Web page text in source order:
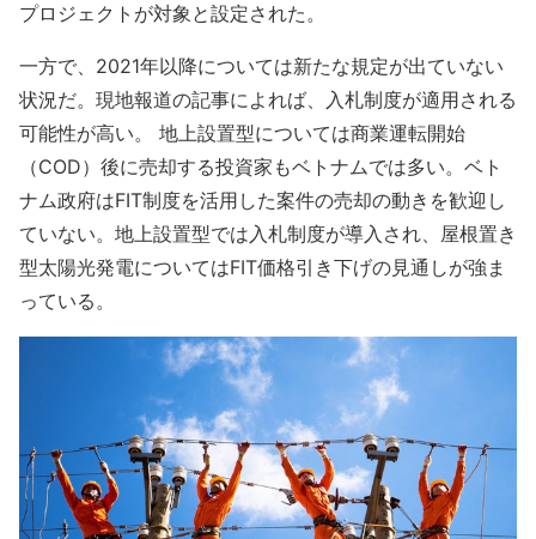
プロジェクトが対象と設定された。
一方で、2021年以降については新たな規定が出ていない
状況だ。現地報道の記事によれば、入札制度が適用される
可能性が高い。 地上設置型については商業運転開始
（COD）後に売却する投資家もベトナムでは多い。ベト
ナム政府はFIT制度を活用した案件の売却の動きを歓迎し
ていない。地上設置型では入札制度が導入され、屋根置き
型太陽光発電についてはFIT価格引き下げの見通しが強ま
っている。